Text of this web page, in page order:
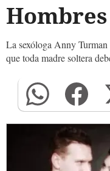
La sexóloga Anny
que toda madre soltera